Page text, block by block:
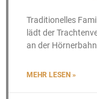
Traditionelles
lädt der
an der
MEHR LESEN »